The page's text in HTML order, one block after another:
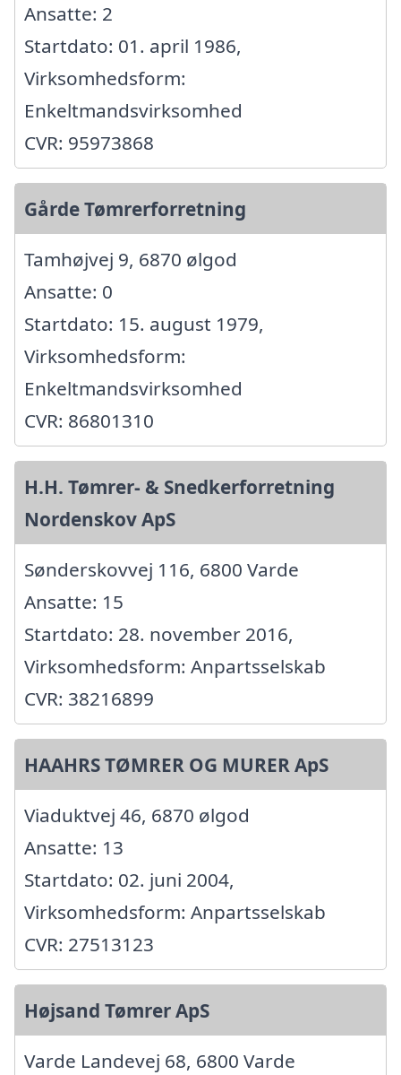
Ansatte: 2
Startdato: 01. april 1986,
Virksomhedsform:
Enkeltmandsvirksomhed
CVR: 95973868
Gårde Tømrerforretning
Tamhøjvej 9, 6870 ølgod
Ansatte: 0
Startdato: 15. august 1979,
Virksomhedsform:
Enkeltmandsvirksomhed
CVR: 86801310
H.H. Tømrer- & Snedkerforretning
Nordenskov ApS
Sønderskovvej 116, 6800 Varde
Ansatte: 15
Startdato: 28. november 2016,
Virksomhedsform: Anpartsselskab
CVR: 38216899
HAAHRS TØMRER OG MURER ApS
Viaduktvej 46, 6870 ølgod
Ansatte: 13
Startdato: 02. juni 2004,
Virksomhedsform: Anpartsselskab
CVR: 27513123
Højsand Tømrer ApS
Varde Landevej 68, 6800 Varde